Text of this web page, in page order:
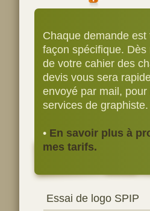
Chaque demande est
façon spécifique. Dès
de votre cahier des
devis vous sera
envoyé par mail, pour
services de graphiste.
• En savoir plus à
mes tarifs.
Essai de logo SPIP